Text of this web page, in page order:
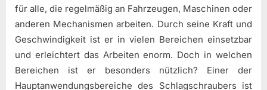
für alle, die regelmäßig an Fahrzeugen, Maschinen oder
anderen Mechanismen arbeiten. Durch seine Kraft und
Geschwindigkeit ist er in vielen Bereichen einsetzbar
und erleichtert das Arbeiten enorm. Doch in welchen
Bereichen ist er besonders nützlich? Einer der
Hauptanwendungsbereiche des Schlagschraubers ist